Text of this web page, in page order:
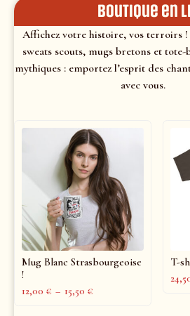
Boutique en
Affichez votre histoire, vos terroirs
sweats scouts, mugs bretons et
mythiques : emportez l’esprit des
avec vous.
Mug Blanc Strasbourgeoise
!
12,00 € – 15,50 €
T-